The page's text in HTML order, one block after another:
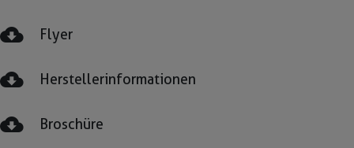
Flyer
Herstellerinformationen
Broschüre